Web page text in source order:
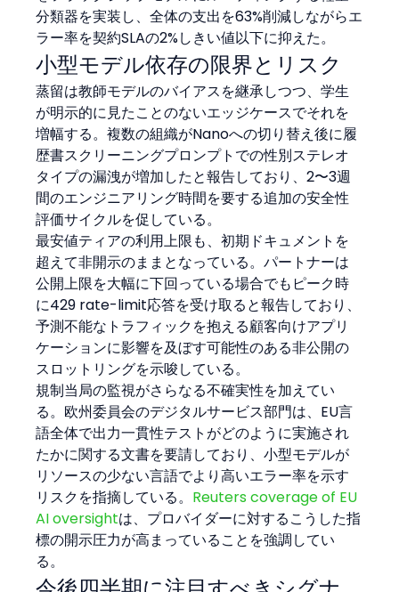
分類器を実装し、全体の支出を63%削減しながらエ
ラー率を契約SLAの2%しきい値以下に抑えた。
小型モデル依存の限界とリスク
蒸留は教師モデルのバイアスを継承しつつ、学生
が明示的に見たことのないエッジケースでそれを
増幅する。複数の組織がNanoへの切り替え後に履
歴書スクリーニングプロンプトでの性別ステレオ
タイプの漏洩が増加したと報告しており、2〜3週
間のエンジニアリング時間を要する追加の安全性
評価サイクルを促している。
最安値ティアの利用上限も、初期ドキュメントを
超えて非開示のままとなっている。パートナーは
公開上限を大幅に下回っている場合でもピーク時
に429 rate-limit応答を受け取ると報告しており、
予測不能なトラフィックを抱える顧客向けアプリ
ケーションに影響を及ぼす可能性のある非公開の
スロットリングを示唆している。
規制当局の監視がさらなる不確実性を加えてい
る。欧州委員会のデジタルサービス部門は、EU言
語全体で出力一貫性テストがどのように実施され
たかに関する文書を要請しており、小型モデルが
リソースの少ない言語でより高いエラー率を示す
リスクを指摘している。 Reuters coverage of EU
AI oversightは、プロバイダーに対するこうした指
標の開示圧力が高まっていることを強調してい
る。